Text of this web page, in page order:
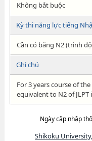
Không bắt buộc
Kỳ thi năng lực tiếng
Cần có bằng N2 (trình
Ghi chú
For 3 years course of
equivalent to N2 of JLPT
Ngày cập nhập
Shikoku